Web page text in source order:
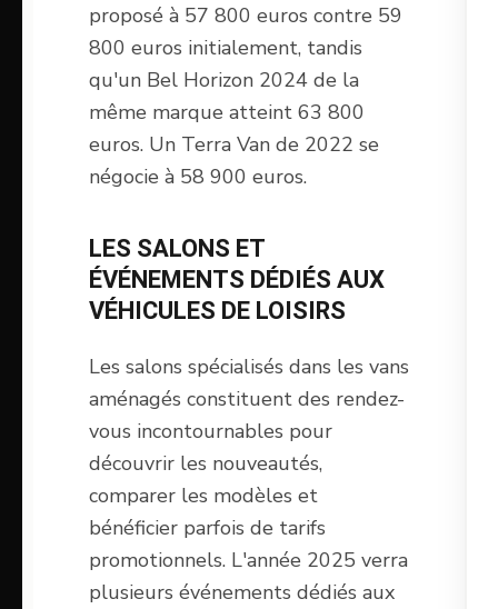
proposé à 57 800 euros contre 59
800 euros initialement, tandis
qu'un Bel Horizon 2024 de la
même marque atteint 63 800
euros. Un Terra Van de 2022 se
négocie à 58 900 euros.
LES SALONS ET
ÉVÉNEMENTS DÉDIÉS AUX
VÉHICULES DE LOISIRS
Les salons spécialisés dans les vans
aménagés constituent des rendez-
vous incontournables pour
découvrir les nouveautés,
comparer les modèles et
bénéficier parfois de tarifs
promotionnels. L'année 2025 verra
plusieurs événements dédiés aux